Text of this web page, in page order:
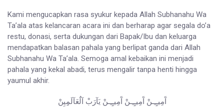
Kami mengucapkan rasa syukur kepada Allah Subhanahu Wa
Ta’ala atas kelancaran acara ini dan berharap agar segala do’a
restu, donasi, serta dukungan dari Bapak/Ibu dan keluarga
mendapatkan balasan pahala yang berlipat ganda dari Allah
Subhanahu Wa Ta’ala. Semoga amal kebaikan ini menjadi
pahala yang kekal abadi, terus mengalir tanpa henti hingga
yaumul akhir.
آَمِيـٍـِـنْ آَمِيـٍـِـنْ آَمِيـٍـِـنْ يَآرَبْ آلٌعَآلَمِِيِنْ